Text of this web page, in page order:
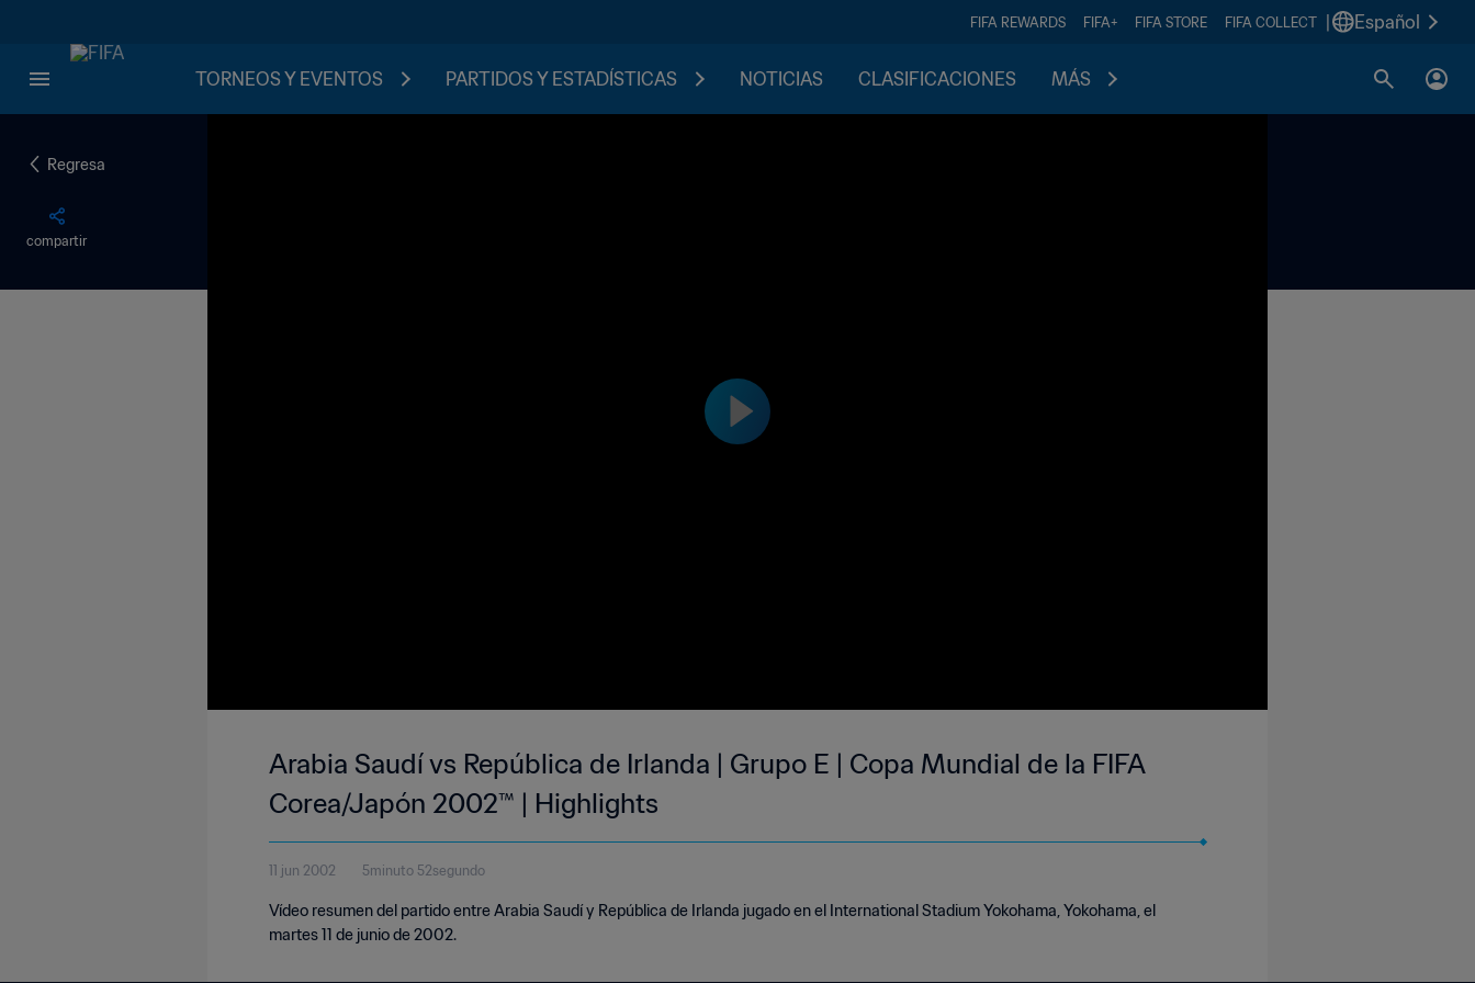
FIFA REWARDS FIFA+ FIFA STORE FIFA COLLECT Español
TORNEOS Y EVENTOS PARTIDOS Y ESTADÍSTICAS NOTICIAS CLASIFICACIONES MÁS
Regresa
compartir
Arabia Saudí vs República de Irlanda | Grupo E | Copa Mundial de la FIFA
Corea/Japón 2002™ | Highlights
11 jun 2002 5minuto 52segundo
Vídeo resumen del partido entre Arabia Saudí y República de Irlanda jugado en el International Stadium Yokohama, Yokohama, el
martes 11 de junio de 2002.